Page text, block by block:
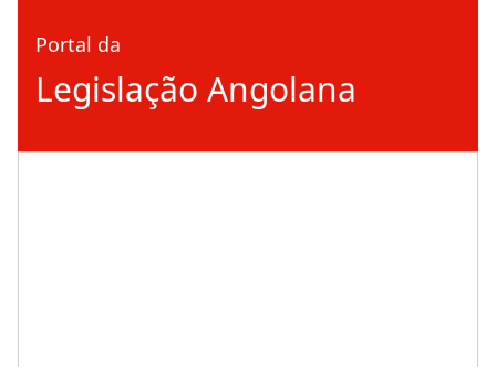
Portal da
Legislação Angolana